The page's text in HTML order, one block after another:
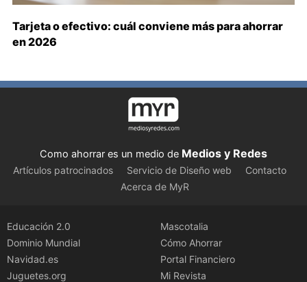
Tarjeta o efectivo: cuál conviene más para ahorrar
en 2026
Como ahorrar es un medio de Medios y Redes
Artículos patrocinados Servicio de Diseño web
Contacto
Acerca de MyR
Educación 2.0
Dominio Mundial
Navidad.es
Juguetes.org
Mascotalia
Cómo Ahorrar
Portal Financiero
Mi Revista